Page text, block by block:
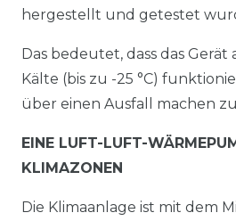
hergestellt und getestet
Das bedeutet, dass das
Kälte (bis zu -25 °C)
über einen Ausfall machen
EINE LUFT-LUFT-
KLIMAZONEN
Die Klimaanlage ist mit dem